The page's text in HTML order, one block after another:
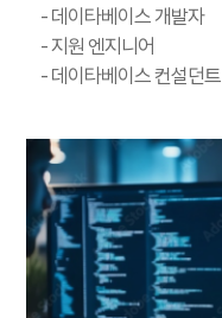
- 데이타베이스 개발자
- 지원 엔지니어
- 데이타베이스 컨설던트